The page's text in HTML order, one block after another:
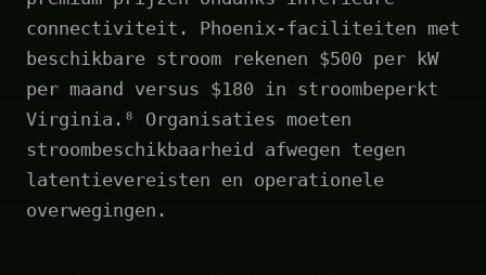
connectiviteit. Phoenix-faciliteiten met
beschikbare stroom rekenen $500 per kW
per maand versus $180 in stroombeperkt
Virginia.⁸ Organisaties moeten
stroombeschikbaarheid afwegen tegen
latentievereisten en operationele
overwegingen.